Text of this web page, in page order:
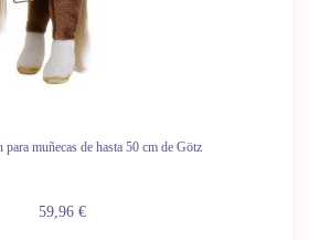
para muñecas de hasta 50 cm de Götz
59,96 €